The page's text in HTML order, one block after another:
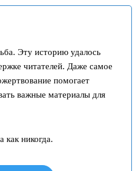
Эту историю удалось
читателей. Даже самое
помогает
важные материалы для
никогда.